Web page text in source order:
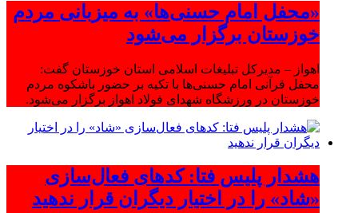
«محفل امام حسنی‌ها» به میزبانی مردم
خوزستان برگزار می‌شود
اهواز – مدیرکل تبلیغات اسلامی استان خوزستان گفت:
محفل قرآنی امام حسنی‌ها با تکیه بر حضور باشکوه مردم
خوزستان در ورزشگاه شهدای فولاد اهواز برگزار می‌شود.
هشدار پلیس فتا: کدهای فعال‌سازی
«شاد» را در اختیار دیگران قرار ندهید